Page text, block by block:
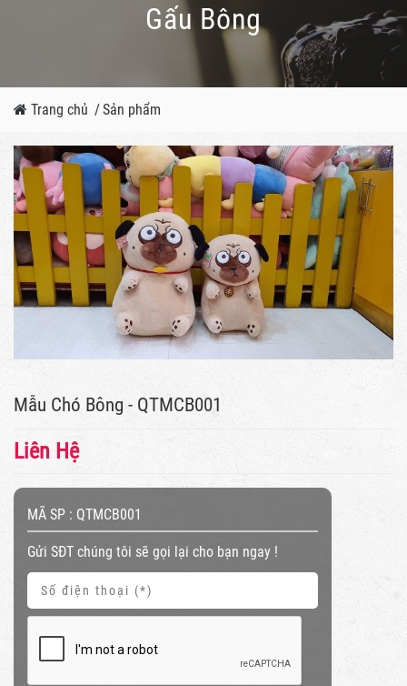
Gấu Bông
Trang chủ /Sản phẩm
Mẫu Chó Bông - QTMCB001
Liên Hệ
MÃ SP : QTMCB001
Gửi SĐT chúng tôi sẽ gọi lại cho bạn ngay !